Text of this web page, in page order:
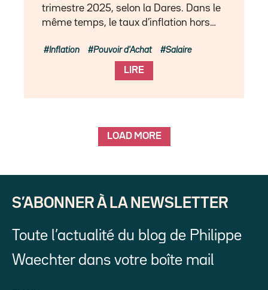
trimestre 2025, selon la Dares. Dans le
même temps, le taux d’inflation hors…
LIRE
Inflation Pouvoir d'Achat Salaire
LOAD MORE
S’ABONNER À LA NEWSLETTER
Toute l’actualité du blog de Philippe
Waechter dans votre boîte mail